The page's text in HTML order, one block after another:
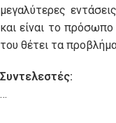
μεγαλύτερες
και είναι το
του θέτει τα
Συντελεστές:
…